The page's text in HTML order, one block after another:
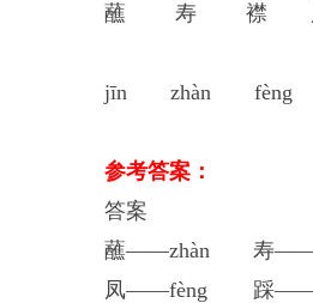
蘸 寿 襟
jīn zhàn
参考答案：
答案
蘸——zhàn 寿
凤——fèng 踩